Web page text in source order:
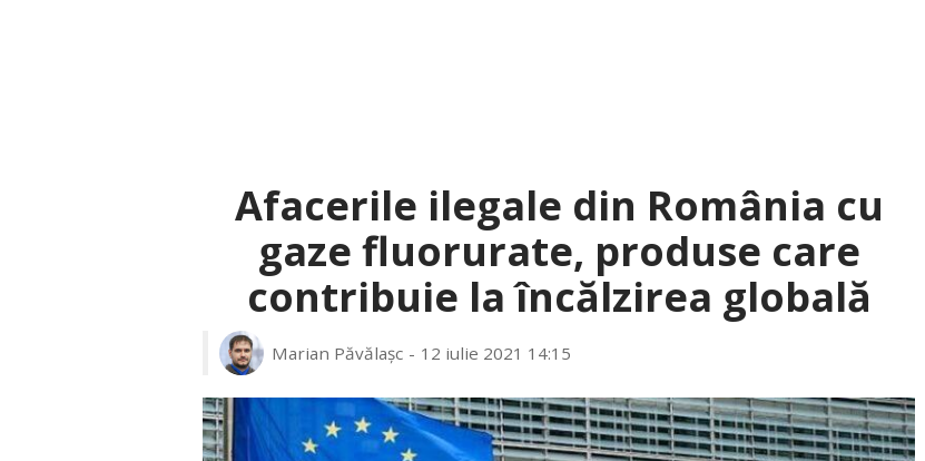
Afacerile ilegale din România cu
gaze fluorurate, produse care
contribuie la încălzirea globală
Marian Păvălașc 12 iulie 2021 14:15